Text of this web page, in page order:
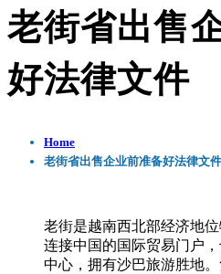
老街省出售
好法律文件
Home
老街省出售企业前准备好法律文件
老街是越南西北部经济地
连接中国的国际贸易门户
中心，拥有沙巴旅游胜地